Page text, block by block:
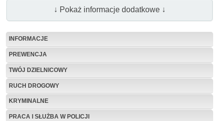
↓ Pokaż informacje dodatkowe ↓
INFORMACJE
PREWENCJA
TWÓJ DZIELNICOWY
RUCH DROGOWY
KRYMINALNE
PRACA I SŁUŻBA W POLICJI